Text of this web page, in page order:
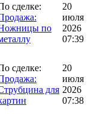
сделке:
по
20
июля
2026
07:39
сделке:
для
20
июля
2026
07:38